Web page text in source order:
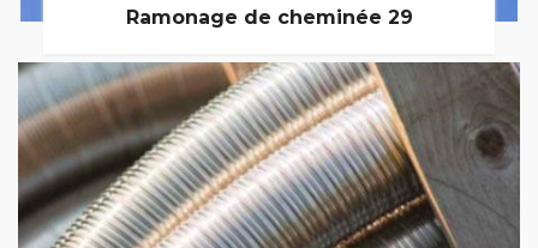
Ramonage de cheminée 29